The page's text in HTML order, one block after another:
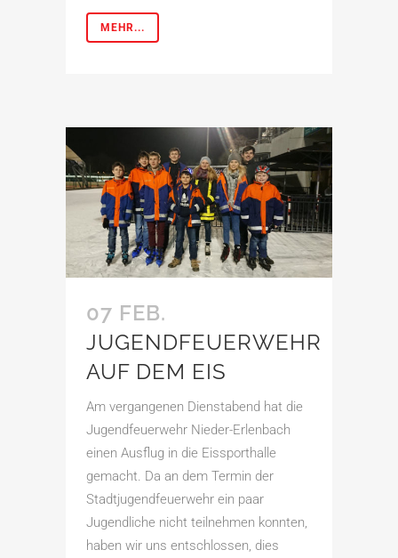
MEHR...
07 FEB.
JUGENDFEUERWEHR
AUF DEM EIS
Am vergangenen Dienstabend hat die
Jugendfeuerwehr Nieder-Erlenbach
einen Ausflug in die Eissporthalle
gemacht. Da an dem Termin der
Stadtjugendfeuerwehr ein paar
Jugendliche nicht teilnehmen konnten,
haben wir uns entschlossen, dies